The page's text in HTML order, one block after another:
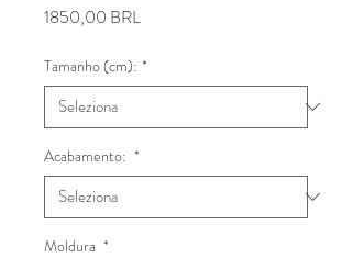
1850,00 BRLPrezzo
Tamanho (cm): *
Acabamento: *
Moldura *